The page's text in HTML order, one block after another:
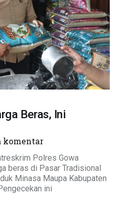
Beras, Ini
komentar
Polres Gowa
beras di Pasar Tradisional
Minasa Maupa Kabupaten
ini